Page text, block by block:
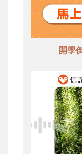
開學